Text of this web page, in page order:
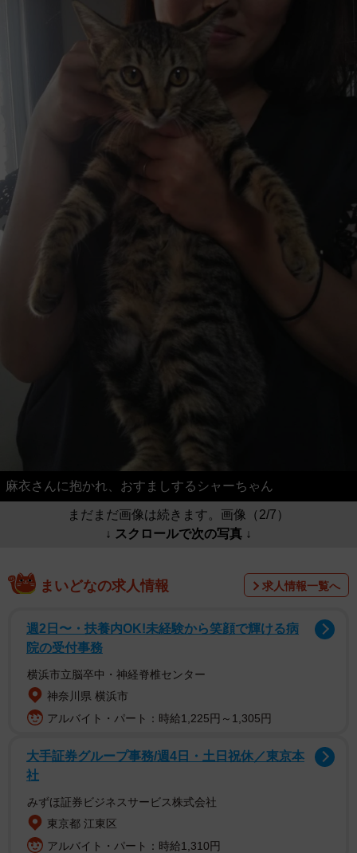
麻衣さんに抱かれ、おすましするシャーちゃん
まだまだ画像は続きます。画像（2/7）
↓ スクロールで次の写真 ↓
まいどなの求人情報 求人情報一覧へ
週2日〜・扶養内OK!未経験から笑顔で輝ける病
院の受付事務
横浜市立脳卒中・神経脊椎センター
神奈川県 横浜市
アルバイト・パート：時給1,225円～1,305円
大手証券グループ事務/週4日・土日祝休／東京本
社
みずほ証券ビジネスサービス株式会社
東京都 江東区
アルバイト・パート：時給1,310円